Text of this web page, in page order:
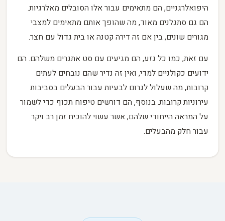
היפואלרגניים, הם מתאימים עבור אלו הסובלים מאלרגיות.
הם גם סתגלנים מאוד, מה שהופך אותם מתאימים למצבי
מגורים שונים, בין אם זה דירה קטנה או בית גדול עם חצר.
עם זאת, כמו כל גזע, הם מגיעים עם סט אתגרים משלהם. הם
ידועים כקולניים למדי, ואין זה נדיר שהם נובחים לעתים
קרובות, מה שעלול לגרום לבעיות עבור הבעלים בסביבות
עירוניות קרובות. בנוסף, הם דורשים טיפוח תכוף כדי לשמור
על המראה הייחודי שלהם, אשר עשוי להוכיח זמן רב ויקר
עבור חלק מהבעלים.